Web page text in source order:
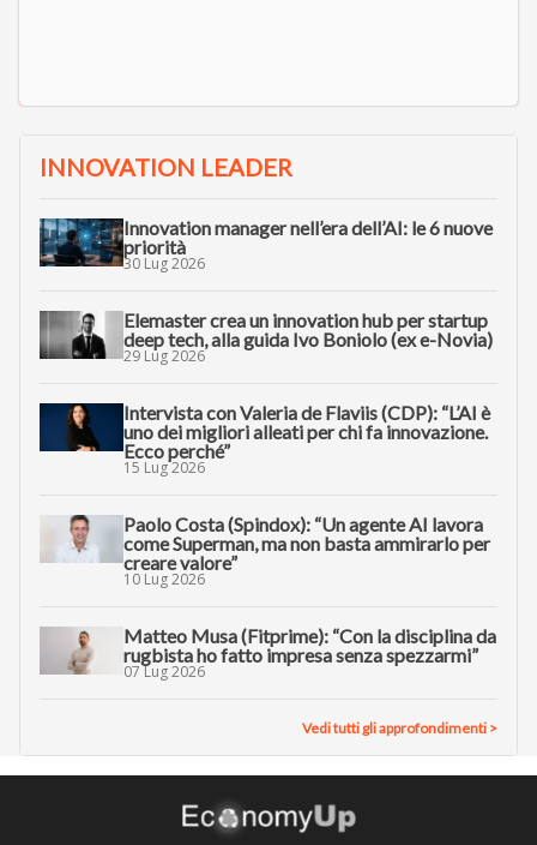
INNOVATION LEADER
Innovation manager nell’era dell’AI: le 6 nuove
priorità
30 Lug 2026
Elemaster crea un innovation hub per startup
deep tech, alla guida Ivo Boniolo (ex e-Novia)
29 Lug 2026
Intervista con Valeria de Flaviis (CDP): “L’AI è
uno dei migliori alleati per chi fa innovazione.
Ecco perché”
15 Lug 2026
Paolo Costa (Spindox): “Un agente AI lavora
come Superman, ma non basta ammirarlo per
creare valore”
10 Lug 2026
Matteo Musa (Fitprime): “Con la disciplina da
rugbista ho fatto impresa senza spezzarmi”
07 Lug 2026
Vedi tutti gli approfondimenti >